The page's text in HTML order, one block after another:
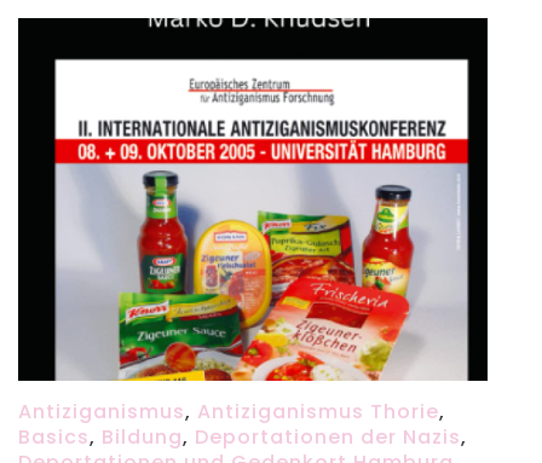
Antiziganismus, Antiziganismus Thorie,
Basics, Bildung, Deportationen der Nazis,